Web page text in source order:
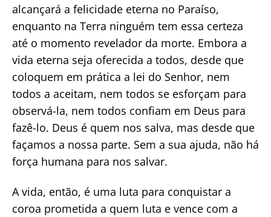
alcançará a felicidade eterna no Paraíso,
enquanto na Terra ninguém tem essa certeza
até o momento revelador da morte. Embora a
vida eterna seja oferecida a todos, desde que
coloquem em prática a lei do Senhor, nem
todos a aceitam, nem todos se esforçam para
observá-la, nem todos confiam em Deus para
fazê-lo. Deus é quem nos salva, mas desde que
façamos a nossa parte. Sem a sua ajuda, não há
força humana para nos salvar.
A vida, então, é uma luta para conquistar a
coroa prometida a quem luta e vence com a